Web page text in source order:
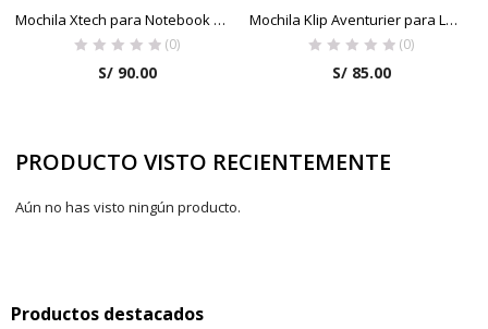
Mochila Xtech para Notebook XTB-214AQ Celeste
(0)
S/90.00
Mochila Klip Aventurier para Laptop 15.4” KNB-405OL Color Olivo
(0)
S/85.00
PRODUCTO VISTO RECIENTEMENTE
Aún no has visto ningún producto.
Productos destacados